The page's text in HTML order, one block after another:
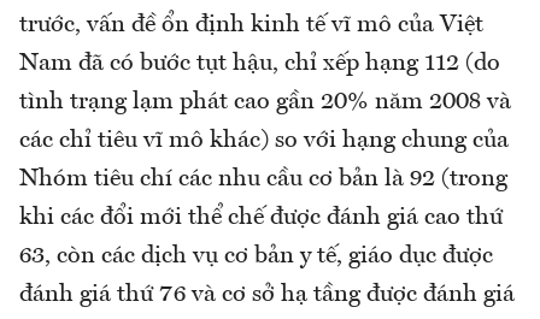
trước, vấn đề ổn định kinh tế vĩ mô của Việt
Nam đã có bước tụt hậu, chỉ xếp hạng 112 (do
tình trạng lạm phát cao gần 20% năm 2008 và
các chỉ tiêu vĩ mô khác) so với hạng chung của
Nhóm tiêu chí các nhu cầu cơ bản là 92 (trong
khi các đổi mới thể chế được đánh giá cao thứ
63, còn các dịch vụ cơ bản y tế, giáo dục được
đánh giá thứ 76 và cơ sở hạ tầng được đánh giá